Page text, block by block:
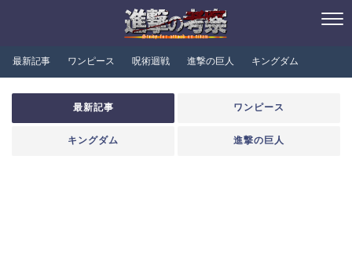
最新記事 ワンピース 呪術迴戦 進撃の巨人 キングダム
最新記事 ワンピース
キングダム 進撃の巨人